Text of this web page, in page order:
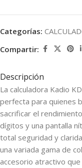
Categorías:
Compartir:
Descripción
La calculadora Kadio
perfecta para quienes
sacrificar el
dígitos y una pantalla
total seguridad y
una variada gama de
accesorio atractivo